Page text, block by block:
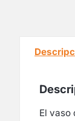
El vaso